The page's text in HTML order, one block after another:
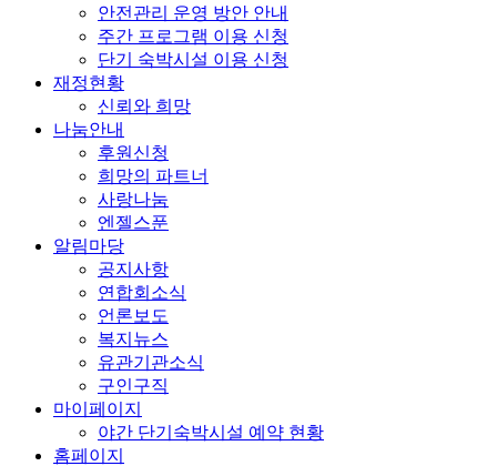
안전관리 운영 방안 안내
주간 프로그램 이용 신청
단기 숙박시설 이용 신청
재정현황
신뢰와 희망
나눔안내
후원신청
희망의 파트너
사랑나눔
엔젤스푼
알림마당
공지사항
연합회소식
언론보도
복지뉴스
유관기관소식
구인구직
마이페이지
야간 단기숙박시설 예약 현황
홈페이지